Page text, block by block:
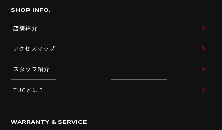
SHOP INFO.
店舗紹介
アクセスマップ
スタッフ紹介
TUCとは？
WARRANTY & SERVICE